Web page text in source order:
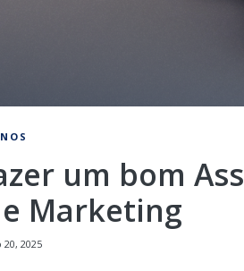
um bom
Marketing
2025